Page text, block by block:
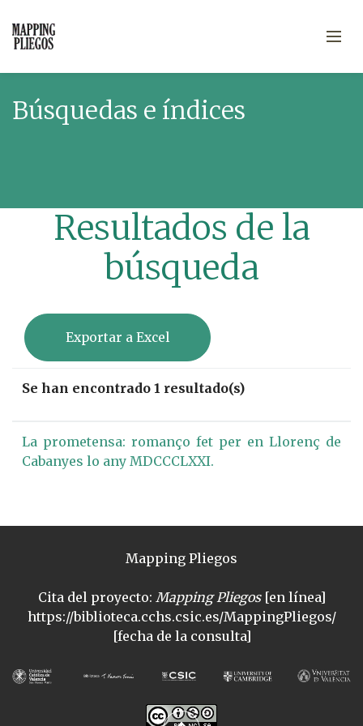
Búsquedas e índices
Resultados de la
búsqueda
Exportar a Excel
Se han encontrado 1 resultado(s)
La prometensa: romanço fet per en Llorenç de
Cabanyes lo any MDCCCLXXI.
Mapping Pliegos
Cita del proyecto: Mapping Pliegos[en línea]
https://biblioteca.cchs.csic.es/MappingPliegos/
[fecha de la consulta]